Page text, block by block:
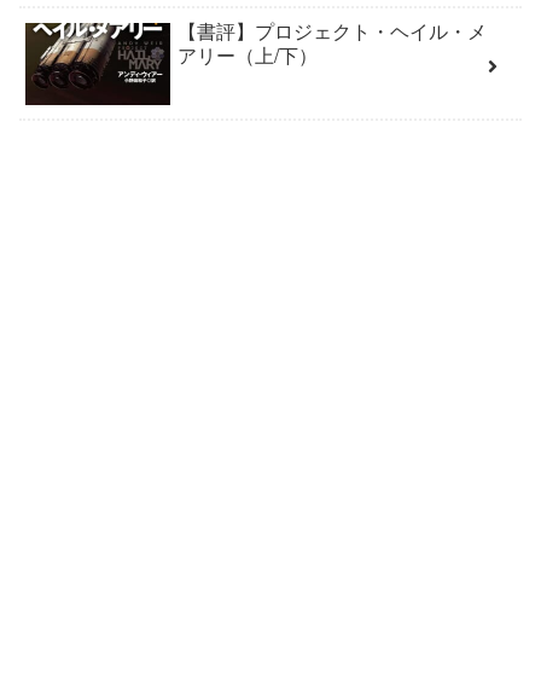
【書評】プロジェクト・ヘイル・メ
アリー（上/下）